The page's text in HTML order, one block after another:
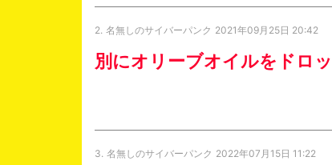
2. 名無しのサイバーパンク 2021年09月25日 20:42
別にオリーブオイルをドロ
3. 名無しのサイバーパンク 2022年07月15日 11:22